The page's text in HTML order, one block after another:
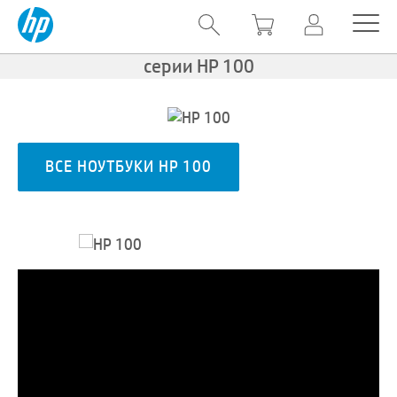
серии HP 100
ВСЕ НОУТБУКИ HP 100